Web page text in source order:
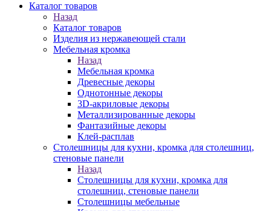
Каталог товаров
Назад
Каталог товаров
Изделия из нержавеющей стали
Мебельная кромка
Назад
Мебельная кромка
Древесные декоры
Однотонные декоры
3D-акриловые декоры
Металлизированные декоры
Фантазийные декоры
Клей-расплав
Столешницы для кухни, кромка для столешниц,
стеновые панели
Назад
Столешницы для кухни, кромка для
столешниц, стеновые панели
Столешницы мебельные